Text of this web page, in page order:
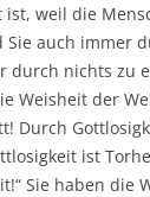
ist, weil die
auch immer
durch nichts zu
Weisheit der
Durch
ist
Sie haben die